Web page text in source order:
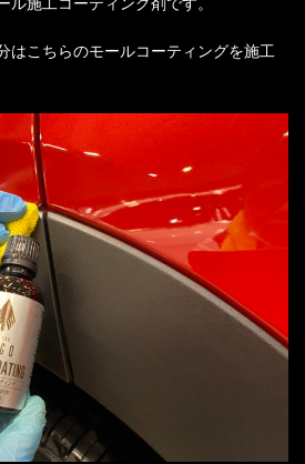
はこちらのモールコーティングを施工